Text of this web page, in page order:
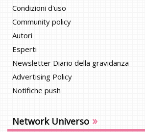
Condizioni d'uso
Community policy
Autori
Esperti
Newsletter Diario della gravidanza
Advertising Policy
Notifiche push
Network Universo »